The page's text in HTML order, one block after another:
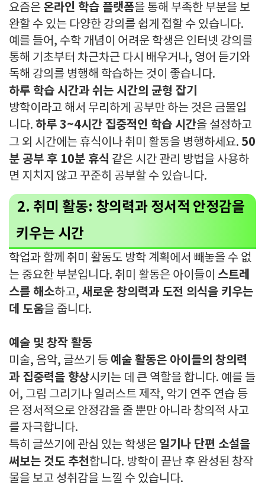
요즘은 온라인 학습 플랫폼을 통해 부족한 부분을 보
완할 수 있는 다양한 강의를 쉽게 접할 수 있습니다.
예를 들어, 수학 개념이 어려운 학생은 인터넷 강의를
통해 기초부터 차근차근 다시 배우거나, 영어 듣기와
독해 강의를 병행해 학습하는 것이 좋습니다.
하루 학습 시간과 쉬는 시간의 균형 잡기
방학이라고 해서 무리하게 공부만 하는 것은 금물입
니다. 하루 3~4시간 집중적인 학습 시간을 설정하고
그 외 시간에는 휴식이나 취미 활동을 병행하세요. 50
분 공부 후 10분 휴식 같은 시간 관리 방법을 사용하
면 지치지 않고 꾸준히 공부할 수 있습니다.
2. 취미 활동: 창의력과 정서적 안정감을
키우는 시간
학업과 함께 취미 활동도 방학 계획에서 빼놓을 수 없
는 중요한 부분입니다. 취미 활동은 아이들이 스트레
스를 해소하고, 새로운 창의력과 도전 의식을 키우는
데 도움을 줍니다.
예술 및 창작 활동
미술, 음악, 글쓰기 등 예술 활동은 아이들의 창의력
과 집중력을 향상시키는 데 큰 역할을 합니다. 예를 들
어, 그림 그리기나 일러스트 제작, 악기 연주 연습 등
은 정서적으로 안정감을 줄 뿐만 아니라 창의적 사고
를 자극합니다.
특히 글쓰기에 관심 있는 학생은 일기나 단편 소설을
써보는 것도 추천합니다. 방학이 끝난 후 완성된 창작
물을 보고 성취감을 느낄 수 있습니다.